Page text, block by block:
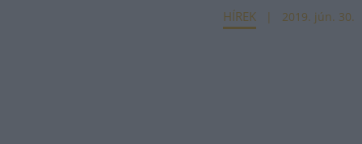
HÍREK 2019. jún. 30.